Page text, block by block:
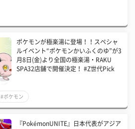
ポケモンが極楽湯に登場！！スペシャ
ルイベント“ポケモンかいふくのゆ”が3
月8日(金)より全国の極楽湯・RAKU
SPA32店舗で開催決定！ #Z世代Pick
#ポケモン
『PokémonUNITE』日本代表がアジア